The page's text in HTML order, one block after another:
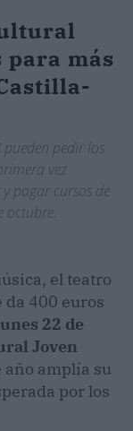
para más
pedir los
vez
pagar cursos de
octubre.
el teatro
da 400 euros
22 de
Joven
año amplía su
por los